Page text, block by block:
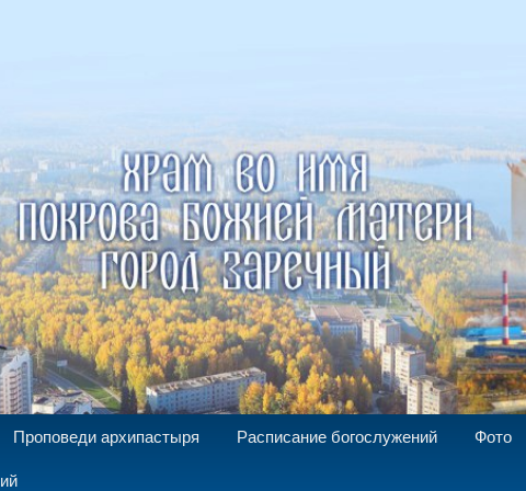
Божией Матери г. Заречный
Проповеди архипастыря Расписание богослужений Фото